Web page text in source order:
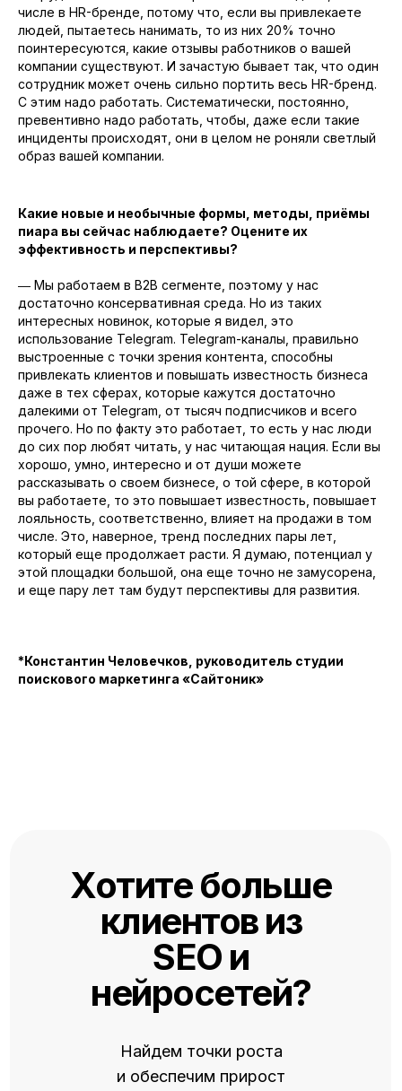
числе в HR-бренде, потому что, если вы привлекаете
людей, пытаетесь нанимать, то из них 20% точно
поинтересуются, какие отзывы работников о вашей
компании существуют. И зачастую бывает так, что один
сотрудник может очень сильно портить весь HR-бренд.
С этим надо работать. Систематически, постоянно,
превентивно надо работать, чтобы, даже если такие
инциденты происходят, они в целом не роняли светлый
образ вашей компании.
Какие новые и необычные формы, методы, приёмы
пиара вы сейчас наблюдаете? Оцените их
эффективность и перспективы?
― Мы работаем в B2B сегменте, поэтому у нас
достаточно консервативная среда. Но из таких
интересных новинок, которые я видел, это
использование Telegram. Telegram-каналы, правильно
выстроенные с точки зрения контента, способны
привлекать клиентов и повышать известность бизнеса
даже в тех сферах, которые кажутся достаточно
далекими от Telegram, от тысяч подписчиков и всего
прочего. Но по факту это работает, то есть у нас люди
до сих пор любят читать, у нас читающая нация. Если вы
хорошо, умно, интересно и от души можете
рассказывать о своем бизнесе, о той сфере, в которой
вы работаете, то это повышает известность, повышает
лояльность, соответственно, влияет на продажи в том
числе. Это, наверное, тренд последних пары лет,
который еще продолжает расти. Я думаю, потенциал у
этой площадки большой, она еще точно не замусорена,
и еще пару лет там будут перспективы для развития.
*Константин Человечков, руководитель студии
поискового маркетинга «Сайтоник»
Компания
О нас
Разработка
Найдем точки роста
и обеспечим прирост
Хотите больше
клиентов из
SEO и
нейросетей?
Контакты
Контент-маркетинг
Контекстная реклама
SEO Контент-маркетинг для B2B
Кейсы
Цены
Отзывы
SEO для B2B
SEO для e-commerce
SEOдля промышленного B2B
SEO для SaaS-решений
SEO для магазинов мебели
SEO проектирование